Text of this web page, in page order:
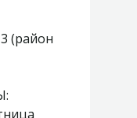
(район